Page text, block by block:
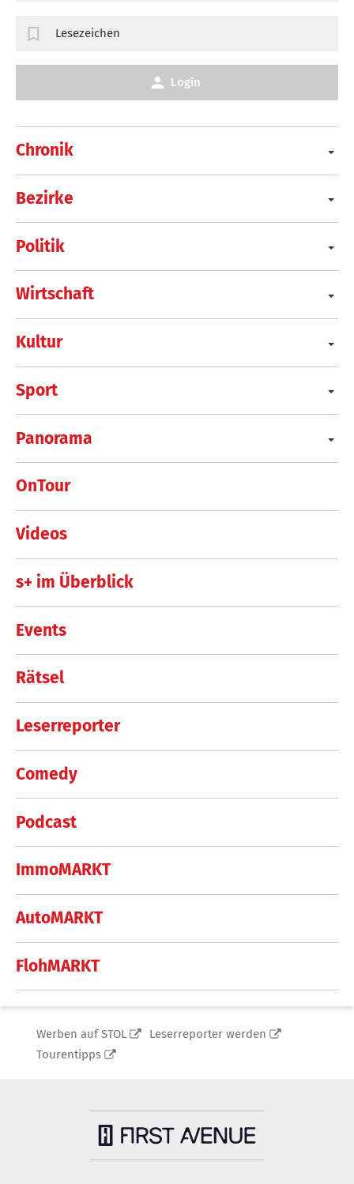
Chronik
Bezirke
Politik
Wirtschaft
Kultur
Sport
Panorama
OnTour
Videos
s+ im Überblick
Events
Rätsel
Leserreporter
Comedy
Podcast
ImmoMARKT
AutoMARKT
FlohMARKT
Lesezeichen
Login
Werben auf STOL
Leserreporter werden
Tourentipps